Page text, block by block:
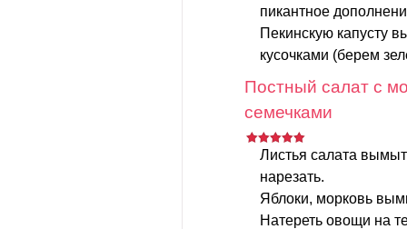
пикантное
Пекинскую капусту
кусочками (берем
Постный салат с
семечками
Листья салата
нарезать.
Яблоки, морковь
Натереть овощи на